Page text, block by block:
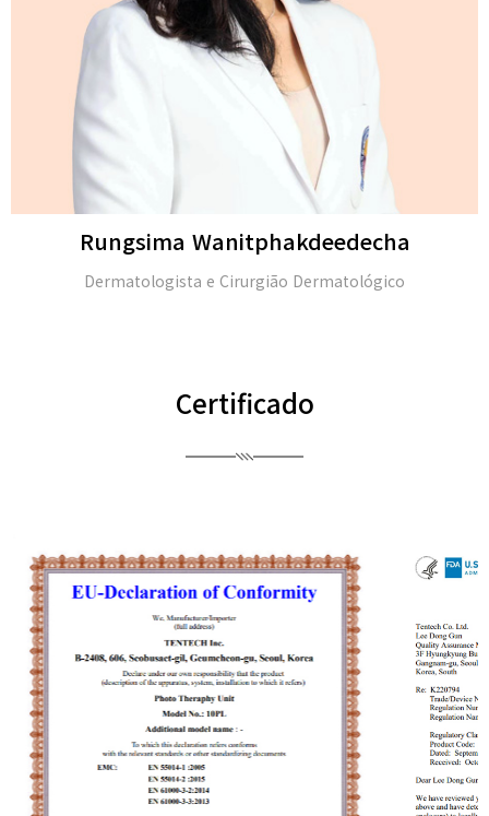
Michael H. Gold
M.D. e membro da Academia Americana de
Certificado